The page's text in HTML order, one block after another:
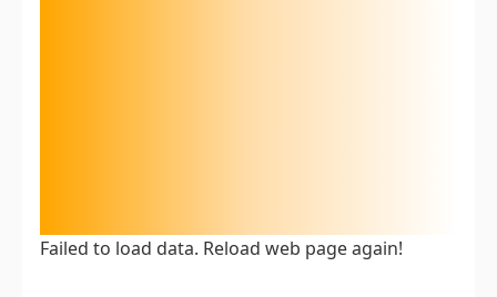
Failed to load data. Reload web page again!